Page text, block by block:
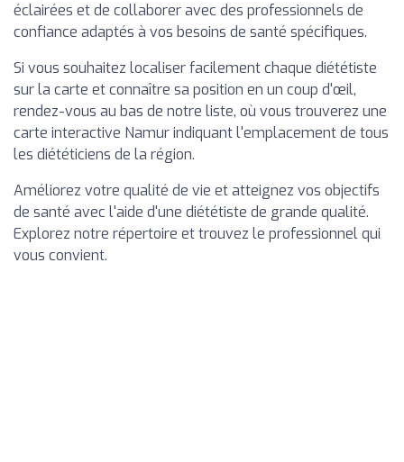
éclairées et de collaborer avec des professionnels de
confiance adaptés à vos besoins de santé spécifiques.
Si vous souhaitez localiser facilement chaque diététiste
sur la carte et connaître sa position en un coup d'œil,
rendez-vous au bas de notre liste, où vous trouverez une
carte interactive Namur indiquant l'emplacement de tous
les diététiciens de la région.
Améliorez votre qualité de vie et atteignez vos objectifs
de santé avec l'aide d'une diététiste de grande qualité.
Explorez notre répertoire et trouvez le professionnel qui
vous convient.